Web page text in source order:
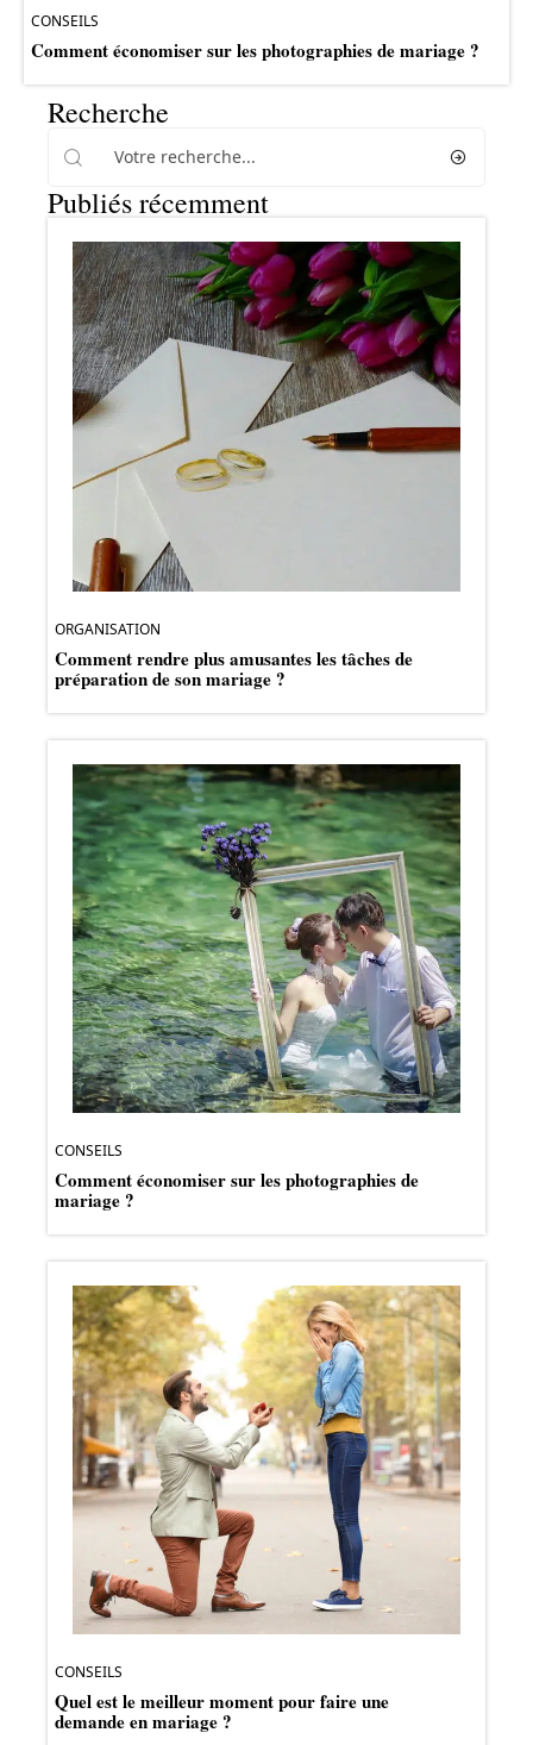
CONSEILS
Comment économiser sur les photographies de mariage ?
Recherche
Publiés récemment
ORGANISATION
Comment rendre plus amusantes les tâches de
préparation de son mariage ?
CONSEILS
Comment économiser sur les photographies de
mariage ?
CONSEILS
Quel est le meilleur moment pour faire une
demande en mariage ?